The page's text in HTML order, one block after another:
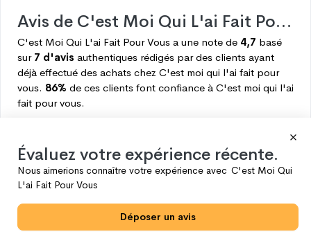
Avis de C'est Moi Qui L'ai Fait Pour Vous
C'est Moi Qui L'ai Fait Pour Vous a une note de 4,7 basé
sur 7 d'avis authentiques rédigés par des clients ayant
déjà effectué des achats chez C'est moi qui l'ai fait pour
vous. 86% de ces clients font confiance à C'est moi qui l'ai
fait pour vous.
Répartition d'avis
Voici ce que les clients pensent deC'est moi qui l'ai fait
pour vous.
5 6
4 0
Évaluez votre expérience récente.
Nous aimerions connaître votre expérience avec C'est Moi Qui
L'ai Fait Pour Vous
Déposer un avis